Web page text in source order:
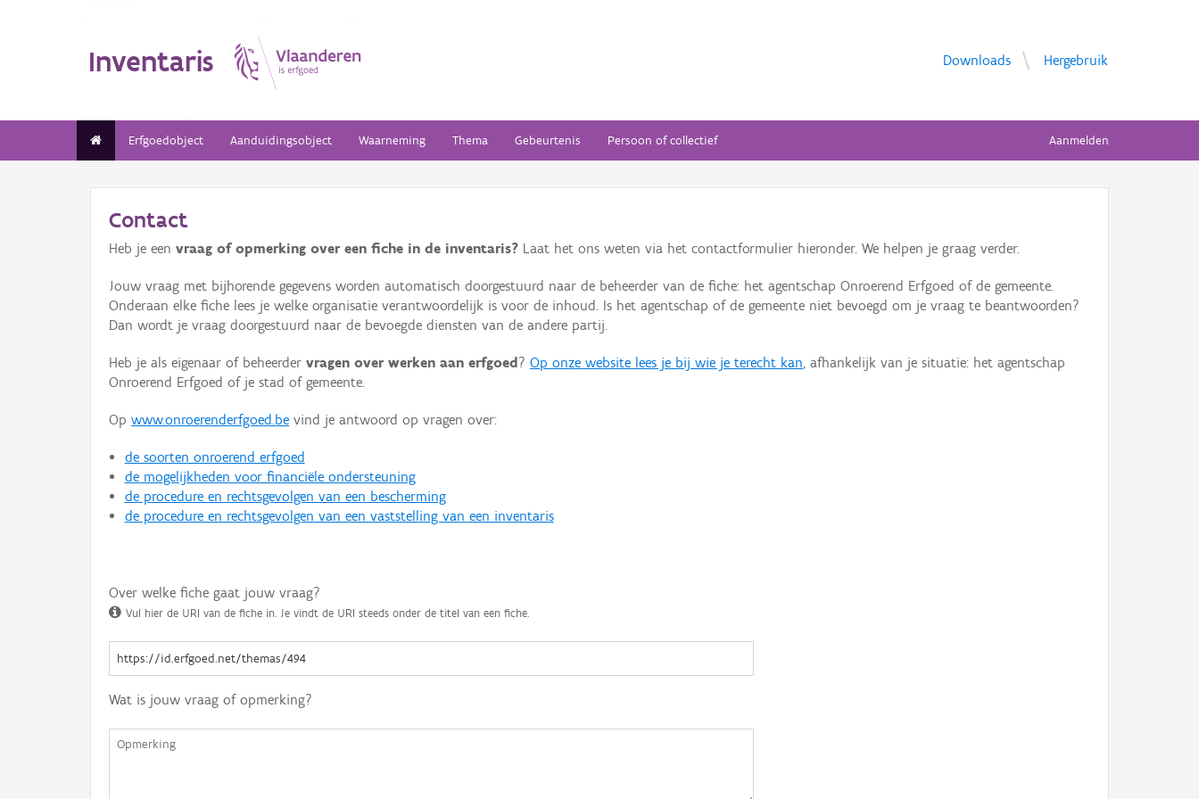
Inventaris Downloads Hergebruik
Erfgoedobject Aanduidingsobject Waarneming Thema Gebeurtenis Persoon of collectief Aanmelden
Contact
Heb je een vraag of opmerking over een fiche in de inventaris? Laat het ons weten via het contactformulier hieronder. We helpen je graag verder.
Jouw vraag met bijhorende gegevens worden automatisch doorgestuurd naar de beheerder van de fiche: het agentschap Onroerend Erfgoed of de gemeente.
Onderaan elke fiche lees je welke organisatie verantwoordelijk is voor de inhoud. Is het agentschap of de gemeente niet bevoegd om je vraag te beantwoorden?
Dan wordt je vraag doorgestuurd naar de bevoegde diensten van de andere partij.
Heb je als eigenaar of beheerder vragen over werken aan erfgoed ? Op onze website lees je bij wie je terecht kan, afhankelijk van je situatie: het agentschap
Onroerend Erfgoed of je stad of gemeente.
Op www.onroerenderfgoed.be vind je antwoord op vragen over:
de soorten onroerend erfgoed
de mogelijkheden voor financiële ondersteuning
de procedure en rechtsgevolgen van een bescherming
de procedure en rechtsgevolgen van een vaststelling van een inventaris
Over welke fiche gaat jouw vraag?
Vul hier de URI van de fiche in. Je vindt de URI steeds onder de titel van een fiche.
Wat is jouw vraag of opmerking?